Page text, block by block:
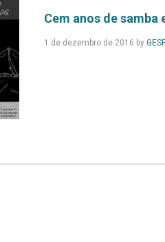
Cem anos de
1 de dezembro de 2016 by